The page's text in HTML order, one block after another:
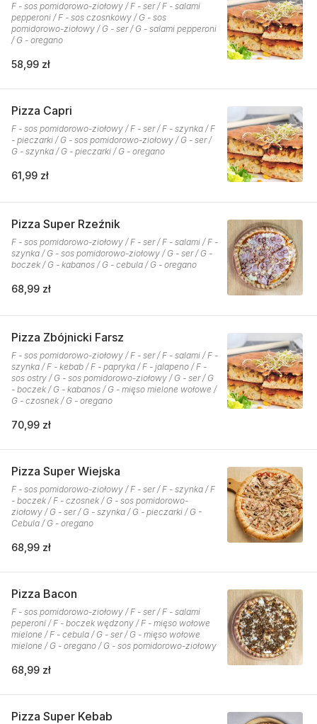
F - sos pomidorowo-ziołowy / F - ser / F - salami
pepperoni / F - sos czosnkowy / G - sos
pomidorowo-ziołowy / G - ser / G - salami pepperoni
/ G - oregano
58,99 zł
Pizza Capri
F - sos pomidorowo-ziołowy / F - ser / F - szynka / F
- pieczarki / G - sos pomidorowo-ziołowy / G - ser /
G - szynka / G - pieczarki / G - oregano
61,99 zł
Pizza Super Rzeźnik
F - sos pomidorowo-ziołowy / F - ser / F - salami / F -
szynka / G - sos pomidorowo-ziołowy / G - ser / G -
boczek / G - kabanos / G - cebula / G - oregano
68,99 zł
Pizza Zbójnicki Farsz
F - sos pomidorowo-ziołowy / F - ser / F - salami / F -
szynka / F - kebab / F - papryka / F - jalapeno / F -
sos ostry / G - sos pomidorowo-ziołowy / G - ser / G
- boczek / G - kabanos / G - mięso mielone wołowe /
G - czosnek / G - oregano
70,99 zł
Pizza Super Wiejska
F - sos pomidorowo-ziołowy / F - ser / F - szynka / F
- boczek / F - czosnek / G - sos pomidorowo-
ziołowy / G - ser / G - szynka / G - pieczarki / G -
Cebula / G - oregano
68,99 zł
Pizza Bacon
F - sos pomidorowo-ziołowy / F - ser / F - salami
peperoni / F - boczek wędzony / F - mięso wołowe
mielone / F - cebula / G - ser / G - mięso wołowe
mielone / G - oregano / G - sos pomidorowo-ziołowy
68,99 zł
Pizza Super Kebab